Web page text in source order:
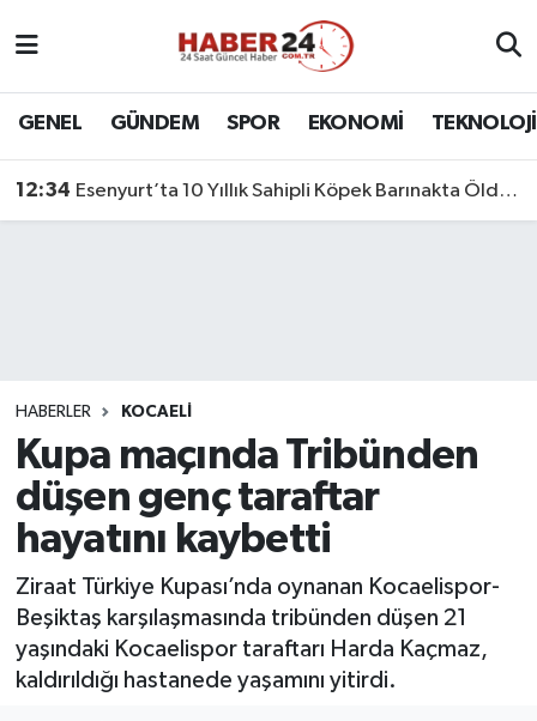
GENEL GÜNDEM SPOR EKONOMİ TEKNOLOJİ
12:34 Esenyurt’ta 10 Yıllık Sahipli Köpek Barınakta Öldü: Aileden Otopsi ve Soruşturma Talebi
HABERLER KOCAELİ
Kupa maçında Tribünden
düşen genç taraftar
hayatını kaybetti
Ziraat Türkiye Kupası’nda oynanan Kocaelispor-
Beşiktaş karşılaşmasında tribünden düşen 21
yaşındaki Kocaelispor taraftarı Harda Kaçmaz,
kaldırıldığı hastanede yaşamını yitirdi.
Nöbetçi Eczaneler
Son Dakika Haberleri
Haber Arşivi